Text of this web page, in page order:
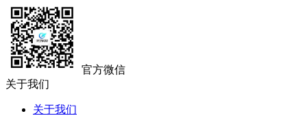
官方微信
关于我们
关于我们